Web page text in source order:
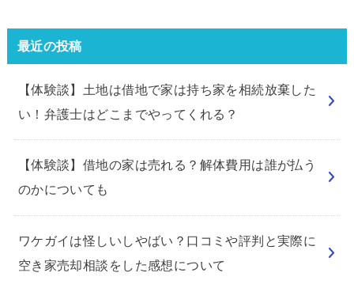
最近の投稿
【体験談】土地は借地で家は持ち家を相続放棄した
い！弁護士はどこまでやってくれる？
【体験談】借地の家は売れる？解体費用は誰が払う
のかについても
ワケガイは怪しいしやばい？口コミや評判と実際に
空き家売却相談をした感想について